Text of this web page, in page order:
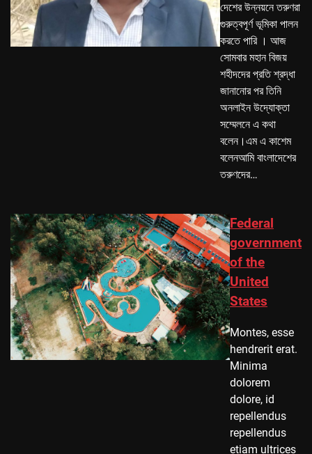
দেশের উন্নয়নে তরুণরা
গুরুত্বপূর্ণ ভূমিকা পালন
করতে পারি । আজ
সোমবার মহান বিজয়
শহীদদের প্রতি শ্রদ্ধা
জানানোর পর তিনি
অনলাইন উদ্যোক্তা
সম্মেলনে এ কথা
বলেন।এম এ কাশেম
বলেনআমি বাংলাদেশের
তরুণদের…
Federal
government
of the
United
States
Montes, esse
hendrerit erat.
Minima
dolorem
dolore, id
repellendus
repellendus
etiam ultrices